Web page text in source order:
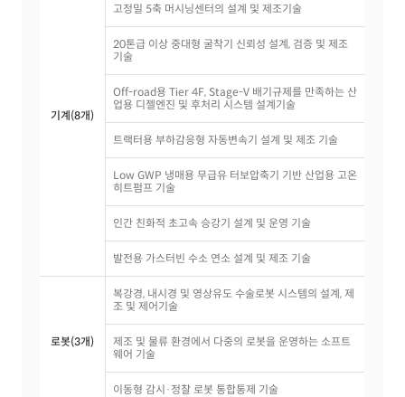
기계(8개)
고정밀 5축 머시닝센터의 설계 및 제조기술
20톤급 이상 중대형 굴착기 신뢰성 설계, 검증 및 제조
기술
Off-road용 Tier 4F, Stage-V 배기규제를 만족하는 산
업용 디젤엔진 및 후처리 시스템 설계기술
트랙터용 부하감응형 자동변속기 설계 및 제조 기술
Low GWP 냉매용 무급유 터보압축기 기반 산업용 고온
히트펌프 기술
인간 친화적 초고속 승강기 설계 및 운영 기술
발전용 가스터빈 수소 연소 설계 및 제조 기술
로봇(3개)
복강경, 내시경 및 영상유도 수술로봇 시스템의 설계, 제
조 및 제어기술
제조 및 물류 환경에서 다중의 로봇을 운영하는 소프트
웨어 기술
이동형 감시·정찰 로봇 통합통제 기술